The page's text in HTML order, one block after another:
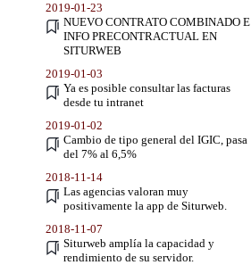
2019-01-23
NUEVO CONTRATO COMBINADO E
INFO PRECONTRACTUAL EN
SITURWEB
2019-01-03
Ya es posible consultar las facturas
desde tu intranet
2019-01-02
Cambio de tipo general del IGIC, pasa
del 7% al 6,5%
2018-11-14
Las agencias valoran muy
positivamente la app de Siturweb.
2018-11-07
Siturweb amplía la capacidad y
rendimiento de su servidor.